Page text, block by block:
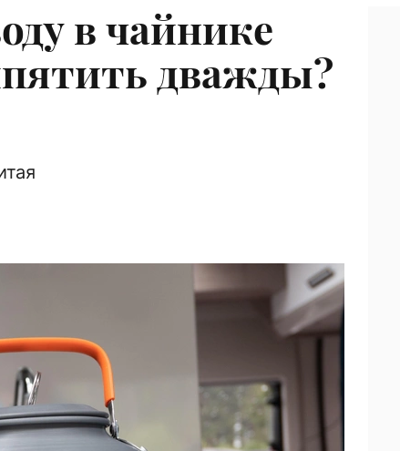
в чайнике
дважды?